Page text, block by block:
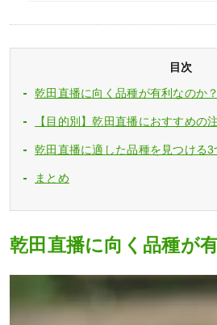
目次
乾田直播に向く品種が有利なのか？
【目的別】乾田直播におすすめの
乾田直播に適した品種を見つける
まとめ
乾田直播に向く品種が